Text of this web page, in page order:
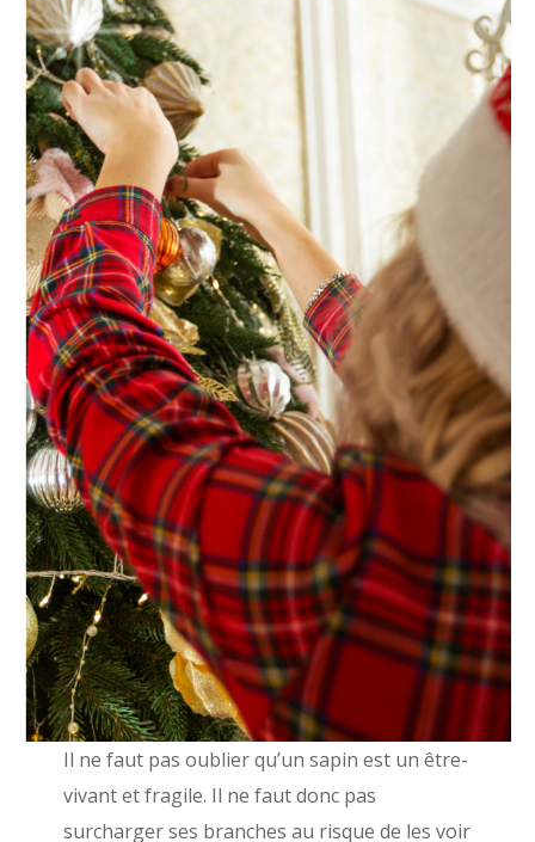
Il ne faut pas oublier qu’un sapin est un être-
vivant et fragile. Il ne faut donc pas
surcharger ses branches au risque de les voir